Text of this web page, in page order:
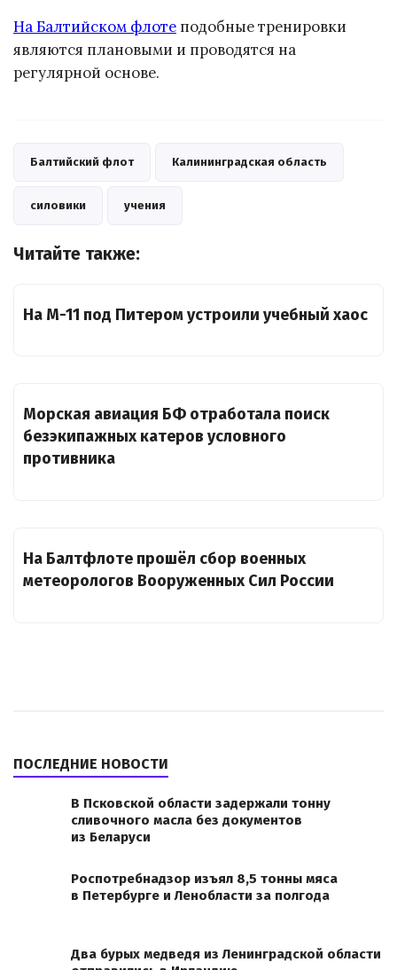
На Балтийском флоте подобные тренировки
являются плановыми и проводятся на
регулярной основе.
Балтийский флот Калининградская область
силовики учения
Читайте также:
На М-11 под Питером устроили учебный хаос
Морская авиация БФ отработала поиск
безэкипажных катеров условного
противника
На Балтфлоте прошёл сбор военных
метеорологов Вооруженных Сил России
ПОСЛЕДНИЕ НОВОСТИ
В Псковской области задержали тонну
сливочного масла без документов
из Беларуси
Роспотребнадзор изъял 8,5 тонны мяса
в Петербурге и Ленобласти за полгода
Два бурых медведя из Ленинградской области